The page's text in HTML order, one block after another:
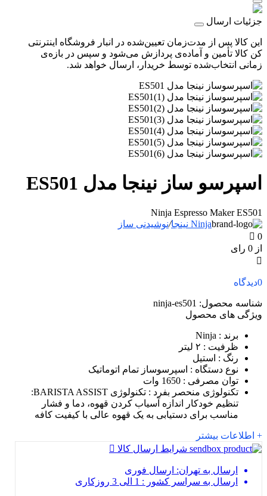
جزئیات ارسال
این کالا پس از مدت‌زمان تعیین‌شده در انبار فروشگاه اینترنتی
کن کالا تأمین و آماده‌ی پردازش می‌شود و سپس در بازه‌ی
زمانی انتخاب‌شده توسط خریدار، ارسال خواهد شد.
اسپرسو ساز نینجا مدل ES501
Ninja Espresso Maker ES501
Ninja نینجا
/نوشیدنی ساز
0
از 0 رای
0دیدگاه
شناسه محصول: ninja-es501
ویژگی های محصول
برند : Ninja
ظرفیت : ۲ لیتر
رنگ : استیل
نوع دستگاه : اسپرسوساز تمام اتوماتیک
توان مصرفی : 1650 وات
تکنولوژی منحصر بفرد
: تکنولوژی BARISTA ASSIST:
تنظیم خودکار اندازه آسیاب کردن قهوه، دما و فشار
مناسب برای دستیابی به یک قهوه عالی با کیفیت کافه
+ اطلاعات بیشتر
شرایط ارسال کالا
ارسال به تهران: ارسال فوری
ارسال به سراسر کشور : 1 الی 3 روزکاری